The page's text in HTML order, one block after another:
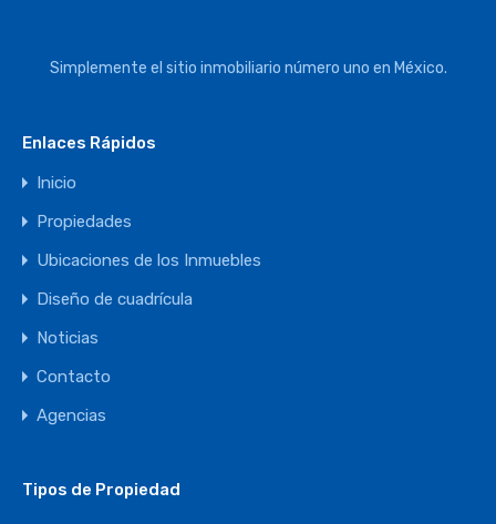
Simplemente el sitio inmobiliario número uno en México.
Enlaces Rápidos
Inicio
Propiedades
Ubicaciones de los Inmuebles
Diseño de cuadrícula
Noticias
Contacto
Agencias
Tipos de Propiedad